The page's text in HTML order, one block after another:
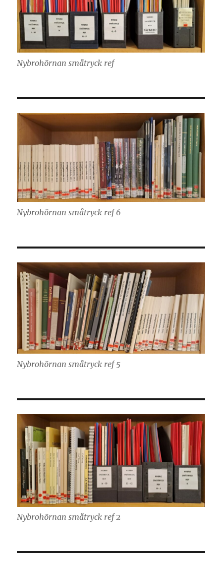
Nybrohörnan småtryck ref
Nybrohörnan småtryck ref 6
Nybrohörnan småtryck ref 5
Nybrohörnan småtryck ref 2